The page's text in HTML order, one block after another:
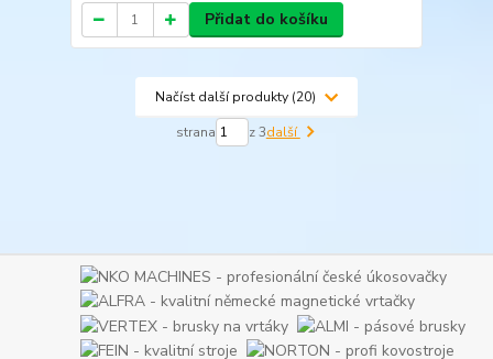
Přidat do košíku
Načíst další produkty (20)
strana z 3další